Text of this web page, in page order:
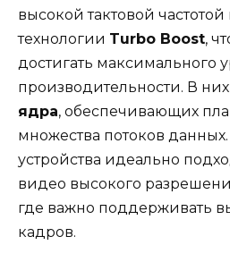
высокой тактовой
технологии Turbo Boost,
достигать максимального
производительности. В
ядра, обеспечивающих
множества потоков
устройства идеально
видео высокого
где важно поддерживать
кадров.